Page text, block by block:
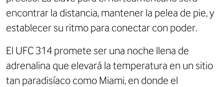
encontrar la distancia, mantener la pelea de pie, y
establecer su ritmo para conectar con poder.
El UFC 314 promete ser una noche llena de
adrenalina que elevará la temperatura en un sitio
tan paradisíaco como Miami, en donde el